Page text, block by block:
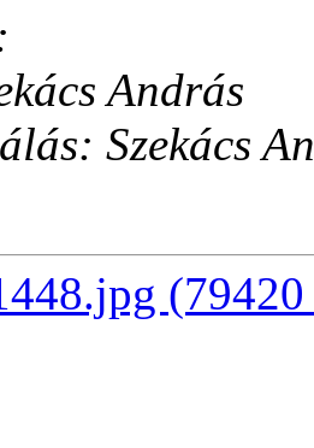
András
Szekács